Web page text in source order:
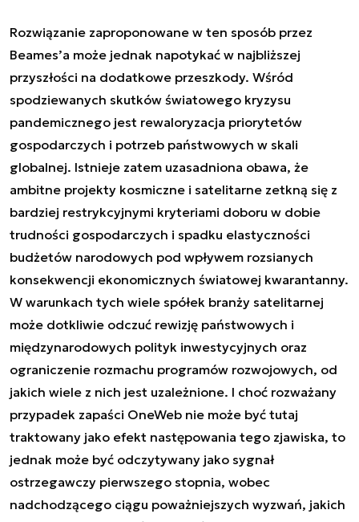
Rozwiązanie zaproponowane w ten sposób przez
Beames’a może jednak napotykać w najbliższej
przyszłości na dodatkowe przeszkody. Wśród
spodziewanych skutków światowego kryzysu
pandemicznego jest rewaloryzacja priorytetów
gospodarczych i potrzeb państwowych w skali
globalnej. Istnieje zatem uzasadniona obawa, że
ambitne projekty kosmiczne i satelitarne zetkną się z
bardziej restrykcyjnymi kryteriami doboru w dobie
trudności gospodarczych i spadku elastyczności
budżetów narodowych pod wpływem rozsianych
konsekwencji ekonomicznych światowej kwarantanny.
W warunkach tych wiele spółek branży satelitarnej
może dotkliwie odczuć rewizję państwowych i
międzynarodowych polityk inwestycyjnych oraz
ograniczenie rozmachu programów rozwojowych, od
jakich wiele z nich jest uzależnione. I choć rozważany
przypadek zapaści OneWeb nie może być tutaj
traktowany jako efekt następowania tego zjawiska, to
jednak może być odczytywany jako sygnał
ostrzegawczy pierwszego stopnia, wobec
nadchodzącego ciągu poważniejszych wyzwań, jakich